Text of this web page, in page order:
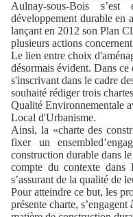
Aulnay-sous-Bois
développement durable en
lançant en 2012 son Plan
plusieurs actions
Le lien entre choix
désormais évident. Dans ce
s'inscrivant dans le cadre
souhaité rédiger trois
Qualité Environnementale
Local d'Urbanisme.
Ainsi, la «charte des
fixer un
construction durable dans
compte du contexte dans
s’assurant de la qualité de
Pour atteindre ce but, les
présente charte, s’engagent